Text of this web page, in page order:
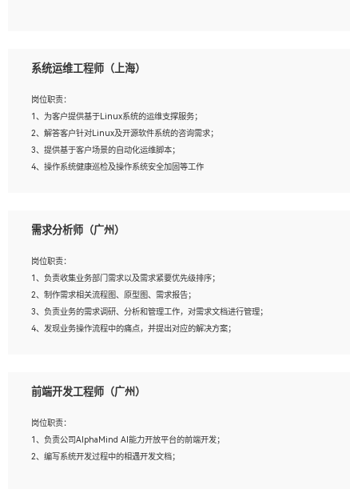
2、熟练使用After Effect、Photo Shop、熟练掌握视频剪辑和特效包装软件；
4、在剪辑上会思考，有一定编导思维；
5、踏实， 勤奋，愿意在工作中不断学习，提高自我；
6、能与同事友好相处。
系统运维工程师（上海）
岗位职责：
1、为客户提供基于Linux系统的运维支撑服务；
2、解答客户针对Linux及开源软件系统的咨询需求；
3、提供基于客户场景的自动化运维脚本；
4、操作系统健康巡检及操作系统安全加固等工作
1、全日制本科计算机相关专业毕业，3年以上相关工作经验；
3、熟练使用脚本语言，shell/python任一种，熟练使用Ansible
4、熟悉linux常见服务、中间件的基本原理、部署以及故障处理，如：Mysql、
Apache、Nginx、Zabbix、Kafka等
5、熟悉主流虚拟化技术，如：VMware、KVM
6、具备网络方面的基础知识，熟悉常见的网络协议，如TCP/IP，转发原理，路由优
8、有良好的文档编写能力和沟通能力，有RHCE证书优先
需求分析师（广州）
岗位职责：
1、负责收集业务部门需求以及需求紧要优先级排序；
2、制作需求相关流程图、原型图、需求报告；
3、负责业务的需求调研、分析和管理工作，对需求文档进行管理；
4、发现业务操作流程中的痛点，并提出对应的解决方案；
岗位要求：
2、熟悉产品及需求规划工具，如:Axure、Xmind、MS Project等；
3、具备良好的交流协调能力，有较强的责任感、工作积极主动；
4、有较强的系统需求分析、文档编写能力、沟通能力；
前端开发工程师（广州）
岗位职责：
1、负责公司AlphaMind AI能力开放平台的前端开发；
2、编写系统开发过程中的相遇开发文档；